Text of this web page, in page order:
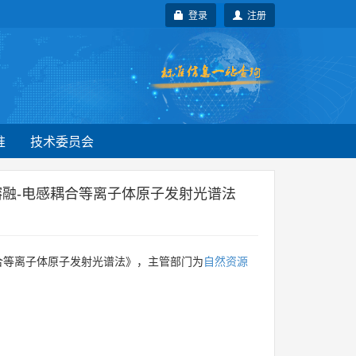
注册
登录
技术委员会
-电感耦合等离子体原子发射光谱法
离子体原子发射光谱法》，主管部门为自然资源